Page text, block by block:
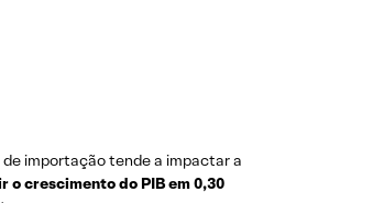
importação tende a impactar a
o crescimento do PIB em 0,30